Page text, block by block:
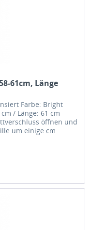
61cm, Länge
Farbe: Bright
/ Länge: 61 cm
öffnen und
um einige cm